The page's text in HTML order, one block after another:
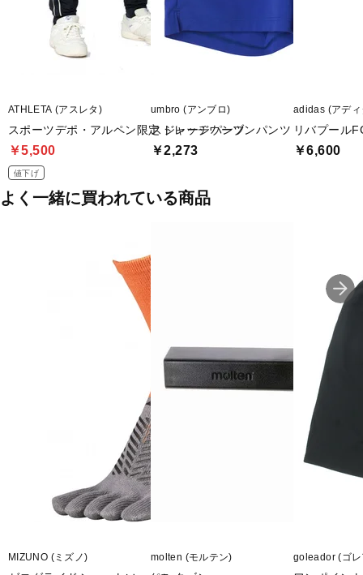
ATHLETA (アスレタ)
スポーツデポ・アルペン限定 ジャージパンツ
￥5,500
値下げ
umbro (アンブロ)
ストレッチウーブンパンツ
￥2,273
adidas (アディ
リバプール
￥6,600
よく一緒に買われている商品
MIZUNO (ミズノ) molten (モルテン) goleador (ゴ